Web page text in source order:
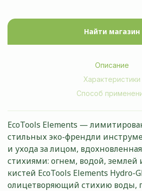
Найти магазин
Описание
Характеристики
Способ
EcoTools Elements —
стильных эко-френдли
и ухода за лицом,
стихиями: огнем, водой, землей
кистей EcoTools Elements Hydro-
олицетворяющий стихию воды,